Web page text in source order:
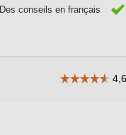
Des conseils en français